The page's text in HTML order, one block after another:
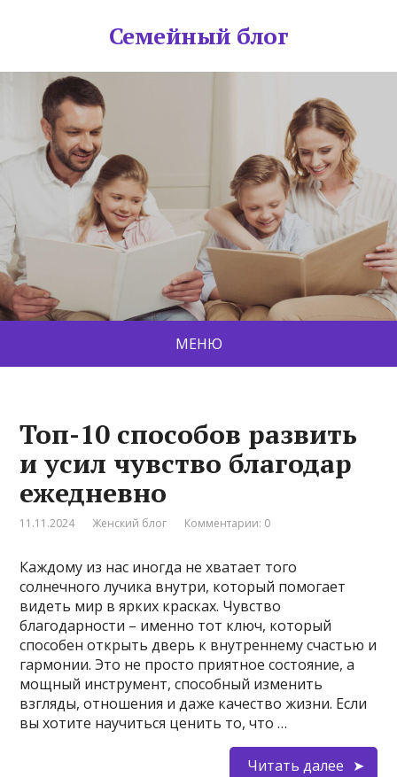
Семейный блог
МЕНЮ
Топ-10 способов развить
и усил чувство благодар
ежедневно
11.11.2024 Женский блог Комментарии: 0
Каждому из нас иногда не хватает того
солнечного лучика внутри, который помогает
видеть мир в ярких красках. Чувство
благодарности – именно тот ключ, который
способен открыть дверь к внутреннему счастью и
гармонии. Это не просто приятное состояние, а
мощный инструмент, способный изменить
взгляды, отношения и даже качество жизни. Если
вы хотите научиться ценить то, что …
Читать далее